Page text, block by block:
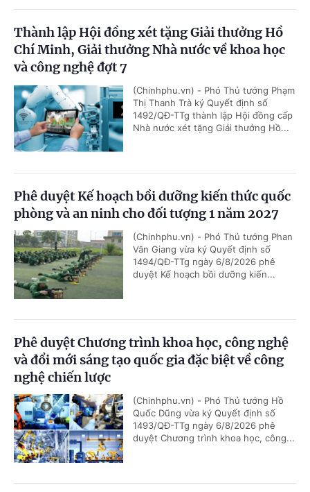
Thành lập Hội đồng xét tặng Giải thưởng Hồ
Chí Minh, Giải thưởng Nhà nước về khoa học
và công nghệ đợt 7
(Chinhphu.vn) - Phó Thủ tướng Phạm
Thị Thanh Trà ký Quyết định số
1492/QĐ-TTg thành lập Hội đồng cấp
Nhà nước xét tặng Giải thưởng Hồ...
Phê duyệt Kế hoạch bồi dưỡng kiến thức quốc
phòng và an ninh cho đối tượng 1 năm 2027
(Chinhphu.vn) - Phó Thủ tướng Phan
Văn Giang vừa ký Quyết định số
1494/QĐ-TTg ngày 6/8/2026 phê
duyệt Kế hoạch bồi dưỡng kiến...
Phê duyệt Chương trình khoa học, công nghệ
và đổi mới sáng tạo quốc gia đặc biệt về công
nghệ chiến lược
(Chinhphu.vn) - Phó Thủ tướng Hồ
Quốc Dũng vừa ký Quyết định số
1493/QĐ-TTg ngày 6/8/2026 phê
duyệt Chương trình khoa học, công...